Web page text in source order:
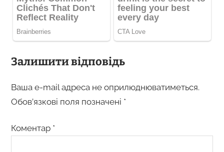
Залишити відповідь
Ваша e-mail адреса не оприлюднюватиметься.
Обов’язкові поля позначені *
Коментар *